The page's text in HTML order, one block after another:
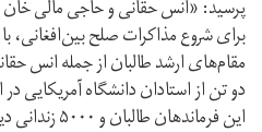
پرسید: «انس حقانی و حاجی مالی
برای شروع مذاکرات صلح بین‌افغانی،
مقام‌های ارشد طالبان از جمله انس
دو تن از استادان دانشگاه آمریکایی
این